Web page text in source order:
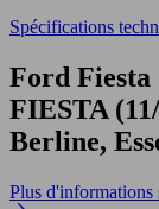
Spécifications
Ford Fiesta
FIESTA
Berline,
Plus d'informations